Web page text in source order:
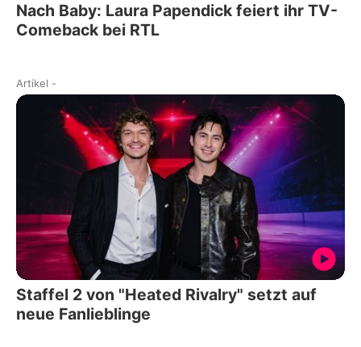
Nach Baby: Laura Papendick feiert ihr TV-
Comeback bei RTL
Artikel -
Staffel 2 von "Heated Rivalry" setzt auf
neue Fanlieblinge